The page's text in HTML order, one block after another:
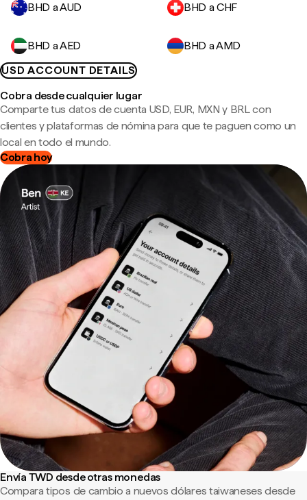
BHD a AUD BHD a CHF
BHD a AED
BHD a AMD
USD ACCOUNT DETAILS
Cobra desde cualquier lugar
Comparte tus datos de cuenta USD, EUR, MXN y BRL con
clientes y plataformas de nómina para que te paguen como un
local en todo el mundo.
Cobra hoy
Envía TWD desde otras monedas
Compara tipos de cambio a nuevos dólares taiwaneses desde